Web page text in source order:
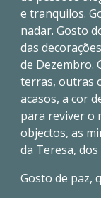
e tranquilos.
nadar. Gosto
das
de Dezembro.
terras, outras
acasos, a cor
para reviver o
objectos, as
da Teresa,
Gosto de paz,